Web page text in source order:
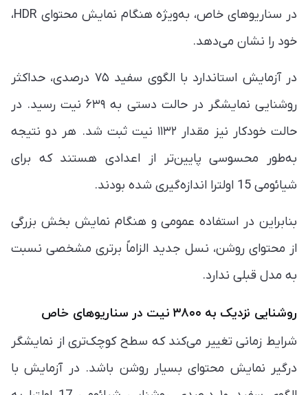
در سناریوهای خاص، به‌ویژه هنگام نمایش محتوای HDR،
خود را نشان می‌دهد.
در آزمایش استاندارد با الگوی سفید ۷۵ درصدی، حداکثر
روشنایی نمایشگر در حالت دستی به ۶۳۹ نیت رسید. در
حالت خودکار نیز مقدار ۱۱۳۲ نیت ثبت شد. هر دو نتیجه
به‌طور محسوسی پایین‌تر از اعدادی هستند که برای
شیائومی 15 اولترا اندازه‌گیری شده بودند.
بنابراین در استفاده عمومی و هنگام نمایش بخش بزرگی
از محتوای روشن، نسل جدید الزاماً برتری مشخصی نسبت
به مدل قبلی ندارد.
روشنایی نزدیک به ۳۸۰۰ نیت در سناریوهای خاص
شرایط زمانی تغییر می‌کند که سطح کوچک‌تری از نمایشگر
درگیر نمایش محتوای بسیار روشن باشد. در آزمایش با